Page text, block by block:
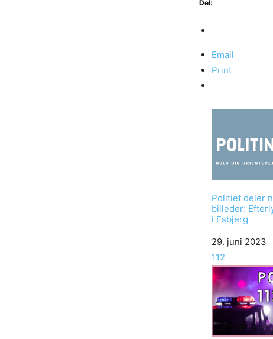
Del:
Email
Print
Politiet deler
billeder:
i Esbjerg
Date
29. juni 2023
In relation to
112